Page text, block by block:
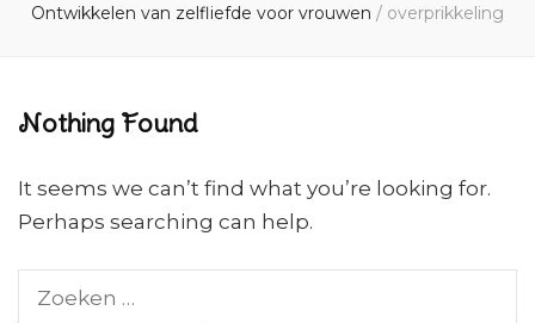
Ontwikkelen van zelfliefde voor vrouwen / overprikkeling
Nothing Found
It seems we can’t find what you’re looking for.
Perhaps searching can help.
Zoeken